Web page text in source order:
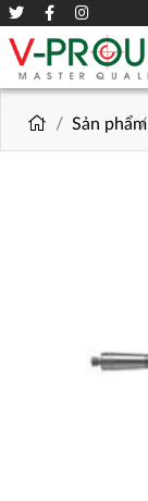
Sản phẩm